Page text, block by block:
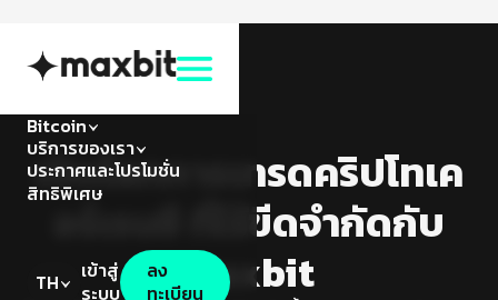
Bitcoin
บริการของเรา
ประกาศและโปรโมชั่น
สิทธิพิเศษ
TH
เข้าสู่
ระบบ
ลง
ทะเบียน
เปิดโลกการเทรดคริปโทเค
อร์เรนซี ที่ไร้ขีดจำกัดกับ
Maxbit